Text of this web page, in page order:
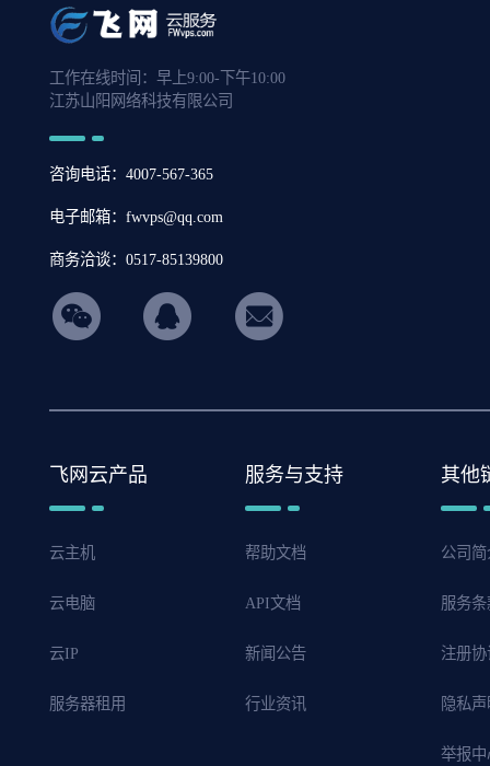
工作在线时间：早上9:00-下午10:00
江苏山阳网络科技有限公司
咨询电话：4007-567-365
电子邮箱：fwvps@qq.com
商务洽谈：0517-85139800
hicon34
飞网云产品
云主机
云电脑
云IP
服务器租用
服务与支持
帮助文档
API文档
新闻公告
行业资讯
其他
公司简
服务条
注册协
隐私
举报中